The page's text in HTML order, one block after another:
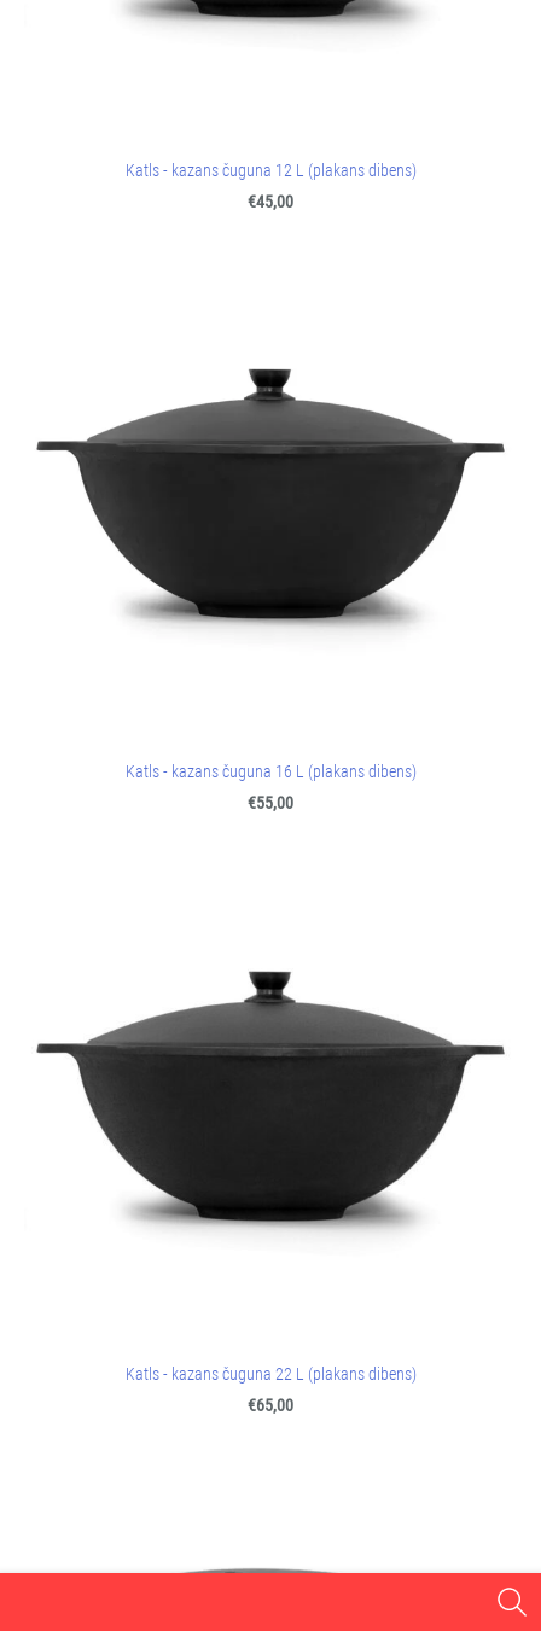
Katls - kazans čuguna 12 L (plakans dibens)
€45,00
Katls - kazans čuguna 16 L (plakans dibens)
€55,00
Katls - kazans čuguna 22 L (plakans dibens)
€65,00